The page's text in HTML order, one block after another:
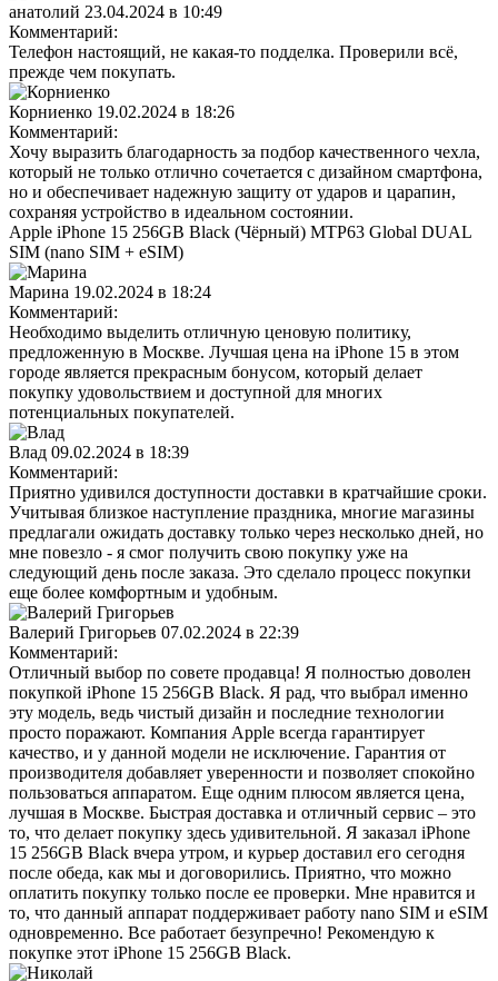
анатолий 23.04.2024 в 10:49
Комментарий:
Телефон настоящий, не какая-то подделка. Проверили всё,
прежде чем покупать.
Корниенко 19.02.2024 в 18:26
Комментарий:
Хочу выразить благодарность за подбор качественного чехла,
который не только отлично сочетается с дизайном смартфона,
но и обеспечивает надежную защиту от ударов и царапин,
сохраняя устройство в идеальном состоянии.
Apple iPhone 15 256GB Black (Чёрный) MTP63 Global DUAL
SIM (nano SIM + eSIM)
Марина 19.02.2024 в 18:24
Комментарий:
Необходимо выделить отличную ценовую политику,
предложенную в Москве. Лучшая цена на iPhone 15 в этом
городе является прекрасным бонусом, который делает
покупку удовольствием и доступной для многих
потенциальных покупателей.
Влад 09.02.2024 в 18:39
Комментарий:
Приятно удивился доступности доставки в кратчайшие сроки.
Учитывая близкое наступление праздника, многие магазины
предлагали ожидать доставку только через несколько дней, но
мне повезло - я смог получить свою покупку уже на
следующий день после заказа. Это сделало процесс покупки
еще более комфортным и удобным.
Валерий Григорьев 07.02.2024 в 22:39
Комментарий:
Отличный выбор по совете продавца! Я полностью доволен
покупкой iPhone 15 256GB Black. Я рад, что выбрал именно
эту модель, ведь чистый дизайн и последние технологии
просто поражают. Компания Apple всегда гарантирует
качество, и у данной модели не исключение. Гарантия от
производителя добавляет уверенности и позволяет спокойно
пользоваться аппаратом. Еще одним плюсом является цена,
лучшая в Москве. Быстрая доставка и отличный сервис – это
то, что делает покупку здесь удивительной. Я заказал iPhone
15 256GB Black вчера утром, и курьер доставил его сегодня
после обеда, как мы и договорились. Приятно, что можно
оплатить покупку только после ее проверки. Мне нравится и
то, что данный аппарат поддерживает работу nano SIM и eSIM
одновременно. Все работает безупречно! Рекомендую к
покупке этот iPhone 15 256GB Black.